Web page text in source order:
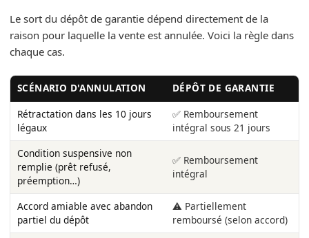
Le sort du dépôt de garantie dépend directement de la
raison pour laquelle la vente est annulée. Voici la règle dans
chaque cas.
SCÉNARIO D'ANNULATION
DÉPÔT DE GARANTIE
Rétractation dans les 10 jours
légaux
✅ Remboursement
intégral sous 21 jours
Condition suspensive non
remplie (prêt refusé,
préemption…)
✅ Remboursement
intégral
Accord amiable avec abandon
partiel du dépôt
⚠️ Partiellement
remboursé (selon accord)